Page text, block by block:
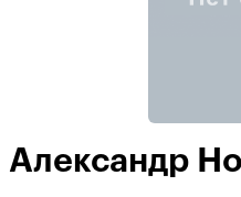
Александр